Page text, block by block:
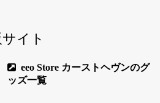
イト
eeo Store カーストヘヴンのグ
ッズ一覧